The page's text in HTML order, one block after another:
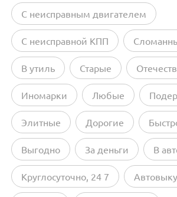
С неисправным двигателем
С неисправной КПП
В утиль Старые
Иномарки Любые
Элитные Дорогие
Выгодно За деньги В
Круглосуточно, 24 7